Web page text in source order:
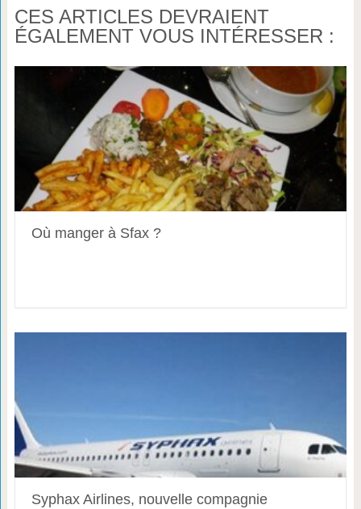
CES ARTICLES DEVRAIENT
ÉGALEMENT VOUS INTÉRESSER :
Où manger à Sfax ?
Syphax Airlines, nouvelle compagnie